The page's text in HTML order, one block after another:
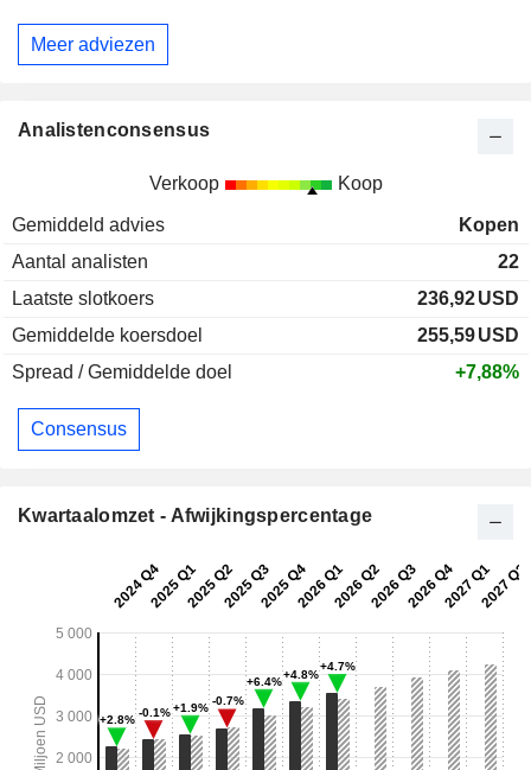
Meer adviezen
Analistenconsensus
Verkoop Koop
Gemiddeld advies
Kopen
Aantal analisten
22
Laatste slotkoers
236,92USD
Gemiddelde koersdoel
255,59USD
Spread / Gemiddelde doel
+7,88%
Consensus
Kwartaalomzet - Afwijkingspercentage